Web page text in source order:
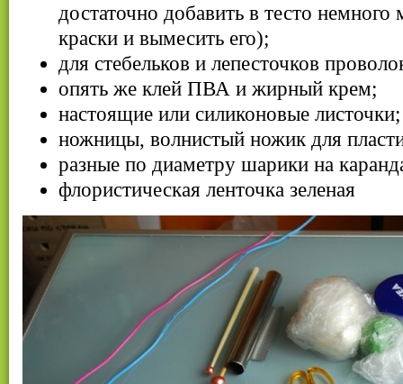
достаточно добавить в тесто немного
краски и вымесить его);
для стебельков и лепесточков
опять же клей ПВА и жирный крем;
настоящие или силиконовые листочки;
ножницы, волнистый ножик для
разные по диаметру шарики на
флористическая ленточка зеленая